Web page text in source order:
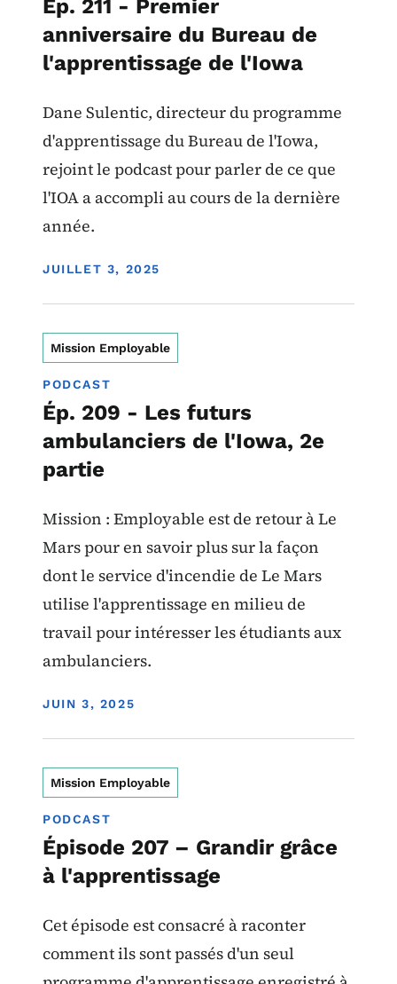
Ép. 211 - Premier
anniversaire du Bureau de
l'apprentissage de l'Iowa
Dane Sulentic, directeur du programme
d'apprentissage du Bureau de l'Iowa,
rejoint le podcast pour parler de ce que
l'IOA a accompli au cours de la dernière
année.
DISPLAY DATE
JUILLET 3, 2025
Mission Employable
PODCAST
Ép. 209 - Les futurs
ambulanciers de l'Iowa, 2e
partie
Mission : Employable est de retour à Le
Mars pour en savoir plus sur la façon
dont le service d'incendie de Le Mars
utilise l'apprentissage en milieu de
travail pour intéresser les étudiants aux
ambulanciers.
DISPLAY DATE
JUIN 3, 2025
Mission Employable
PODCAST
Épisode 207 – Grandir grâce
à l'apprentissage
Cet épisode est consacré à raconter
comment ils sont passés d'un seul